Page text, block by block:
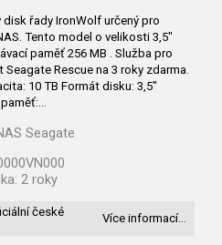
řady IronWolf určený pro
Tento model o velikosti 3,5"
paměť 256 MB . Služba pro
Rescue na 3 roky zdarma.
10 TB Formát disku: 3,5"
Seagate
2 roky
české
Více informací…